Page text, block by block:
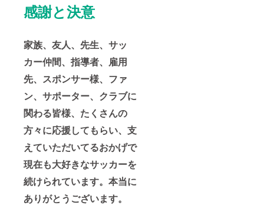
感謝と決意
家族、友人、先生、サッ
カー仲間、指導者、雇用
先、スポンサー様、ファ
ン、サポーター、クラブに
関わる皆様、 たくさんの
方々に応援してもらい、支
えていただいてるおかげで
現在も大好きなサッカーを
続けられています。本当に
ありがとうございます。